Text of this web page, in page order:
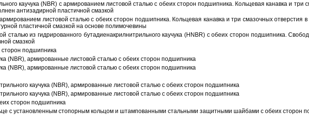
каучука (NBR) с армированием листовой сталью с обеих сторон подшипника. Кольцевая канавка и три
антизадирной пластичной смазкой
листовой сталью с обеих сторон подшипника. Кольцевая канавка и три смазочных отверстия
пластичной смазкой на основе полимочевины
сталью из гидрированного бутадиенакрилнитрильного каучука (HNBR) с обеих сторон подшипника.
смазкой
сторон подшипника
(NBR), армированные листовой сталью с обеих сторон подшипника
(NBR), армированные листовой сталью с обеих сторон подшипника
каучука (NBR), армированные листовой сталью с обеих сторон подшипника
каучука (NBR), армированные листовой сталью с обеих сторон подшипника
сторон подшипника
с установленным стопорным кольцом и штампованными стальными защитными шайбами с обеих сторон